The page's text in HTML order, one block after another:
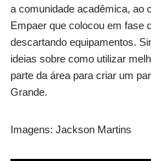
a comunidade acadêmica, ao
Empaer que colocou em fase
descartando equipamentos.
ideias sobre como utilizar
parte da área para criar um
Grande.
Imagens: Jackson Martins